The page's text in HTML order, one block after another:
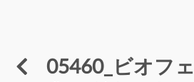
05460_ビオフ